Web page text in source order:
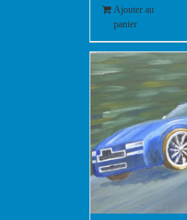
Ajouter au
panier